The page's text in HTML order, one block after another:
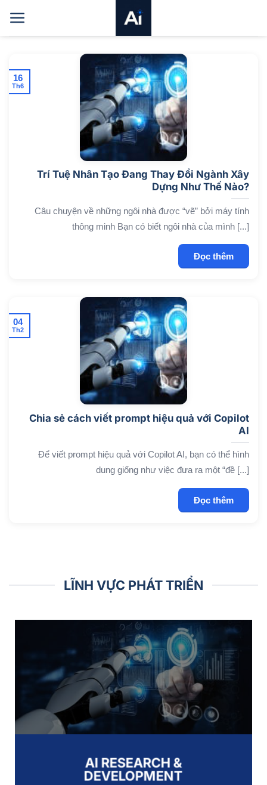
qua
nội
Trí Tuệ Nhân Tạo Đang Thay Đổi Ngành Xây
Dựng Như Thế Nào?
Câu chuyện về những ngôi nhà được “vẽ” bởi máy tính
thông minh Bạn có biết ngôi nhà của mình [...]
Đọc thêm
16
Th6
Chia sẻ cách viết prompt hiệu quả với Copilot
AI
Để viết prompt hiệu quả với Copilot AI, bạn có thể hình
dung giống như việc đưa ra một “đề [...]
Đọc thêm
04
Th2
LĨNH VỰC PHÁT TRIỂN
AI RESEARCH &
DEVELOPMENT